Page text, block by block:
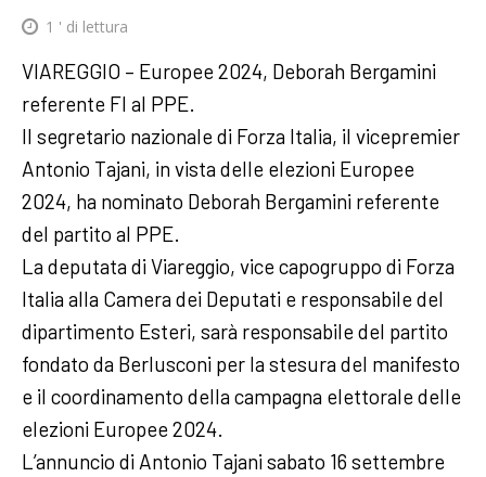
1 ' di lettura
VIAREGGIO – Europee 2024, Deborah Bergamini
referente FI al PPE.
Il segretario nazionale di Forza Italia, il vicepremier
Antonio Tajani, in vista delle elezioni Europee
2024, ha nominato Deborah Bergamini referente
del partito al PPE.
La deputata di Viareggio, vice capogruppo di Forza
Italia alla Camera dei Deputati e responsabile del
dipartimento Esteri, sarà responsabile del partito
fondato da Berlusconi per la stesura del manifesto
e il coordinamento della campagna elettorale delle
elezioni Europee 2024.
L’annuncio di Antonio Tajani sabato 16 settembre